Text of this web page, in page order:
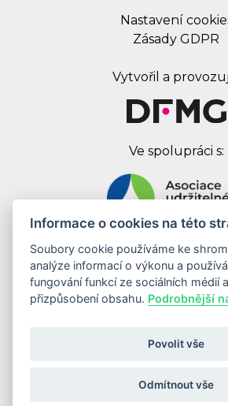
Nastavení
Zásady GDPR
Vytvořil a
Ve spolupráci s:
Digital First Marketing
Jankovcova 1037/
170 00 Praha 7
IČ: 08262683
Informace o cookies na této
Soubory cookie používáme ke
analýze informací o výkonu a
fungování funkcí ze sociálních médií
přizpůsobení obsahu. Podrobnější
Povolit vše
Odmítnout vše